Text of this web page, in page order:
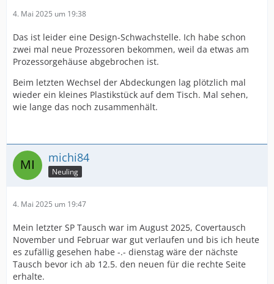
4. Mai 2025 um 19:38
Das ist leider eine Design-Schwachstelle. Ich habe schon
zwei mal neue Prozessoren bekommen, weil da etwas am
Prozessorgehäuse abgebrochen ist.
Beim letzten Wechsel der Abdeckungen lag plötzlich mal
wieder ein kleines Plastikstück auf dem Tisch. Mal sehen,
wie lange das noch zusammenhält.
michi84
Neuling
4. Mai 2025 um 19:47
Mein letzter SP Tausch war im August 2025, Covertausch
November und Februar war gut verlaufen und bis ich heute
es zufällig gesehen habe -.- dienstag wäre der nächste
Tausch bevor ich ab 12.5. den neuen für die rechte Seite
erhalte.